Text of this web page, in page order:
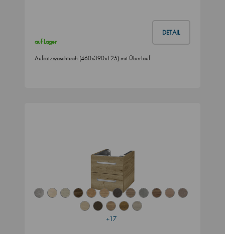
DETAIL
auf Lager
Aufsatzwaschtisch (460x390x125) mit Überlauf
+17